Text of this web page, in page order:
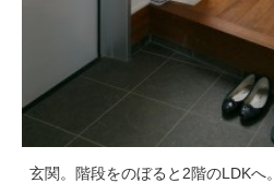
玄関。階段をのぼると2階のLDKへ。